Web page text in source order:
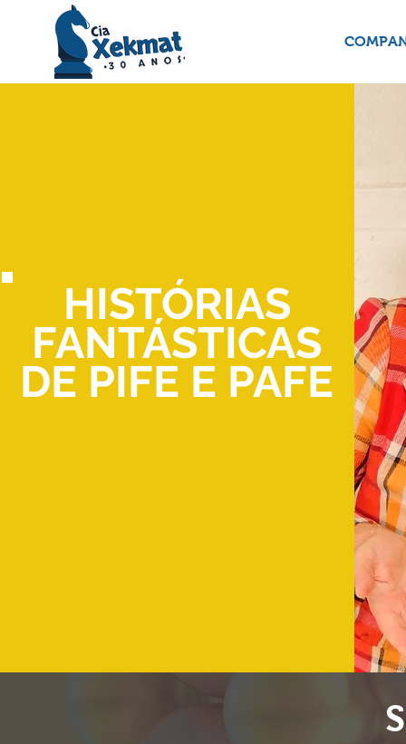
HISTÓRIAS
FANTÁSTICAS
DE PIFE E PAFE